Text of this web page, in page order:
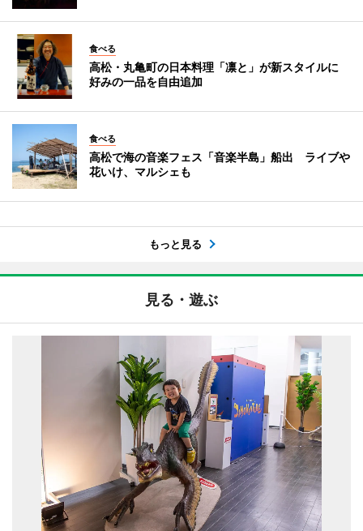
食べる
高松・丸亀町の日本料理「凛と」が新スタイルに
好みの一品を自由追加
食べる
高松で海の音楽フェス「音楽半島」船出 ライブや
花いけ、マルシェも
もっと見る
見る・遊ぶ